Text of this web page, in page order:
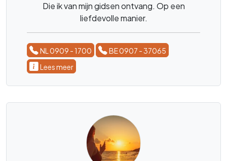
Die ik van mijn gidsen ontvang. Op een
liefdevolle manier.
NL 0909 - 1700
BE 0907 - 37065
Lees meer